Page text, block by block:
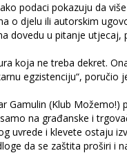
podaci pokazuju da
o djelu ili autorskim
dovedu u pitanje
koja ne treba dekret.
egzistenciju“, poručio
Gamulin (Klub Možemo!)
na građanske i
uvrede i klevete ostaju
da se zaštita proširi i